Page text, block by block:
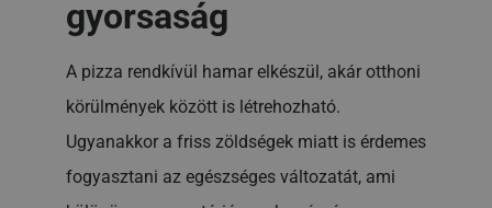
gyorsaság
A pizza rendkívül hamar elkészül, akár otthoni
körülmények között is létrehozható.
Ugyanakkor a friss zöldségek miatt is érdemes
fogyasztani az egészséges változatát, ami